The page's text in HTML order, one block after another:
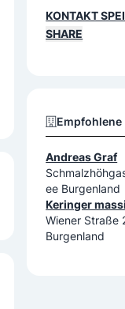
KONTAKT
SHARE
Empfohlene
Andreas Graf
ee Burgenland
Keringer
Wiener Straße
Burgenland